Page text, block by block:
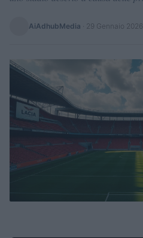
AiAdhubMedia 29 Gennaio 2026